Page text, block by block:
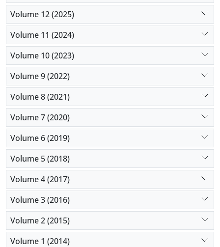
Volume 12 (2025)
Volume 11 (2024)
Volume 10 (2023)
Volume 9 (2022)
Volume 8 (2021)
Volume 7 (2020)
Volume 6 (2019)
Volume 5 (2018)
Volume 4 (2017)
Volume 3 (2016)
Volume 2 (2015)
Volume 1 (2014)